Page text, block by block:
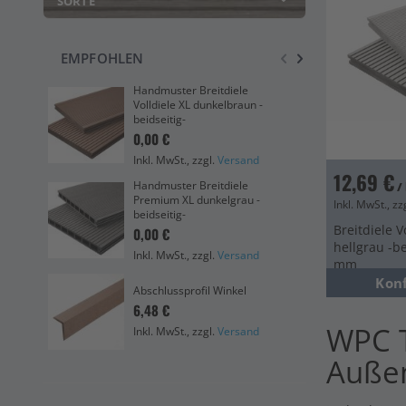
12,69 €/
Inkl. MwSt.,
Breitdiele
hellgrau -
mm
EMPFOHLEN
Handmuster Breitdiele
Volldiele XL dunkelbraun -
beidseitig-
0,00 €
Inkl. MwSt., zzgl. Versand
Handmuster Breitdiele
Premium XL dunkelgrau -
beidseitig-
0,00 €
Inkl. MwSt., zzgl. Versand
Abschlussprofil Winkel
6,48 €
Inkl. MwSt., zzgl. Versand